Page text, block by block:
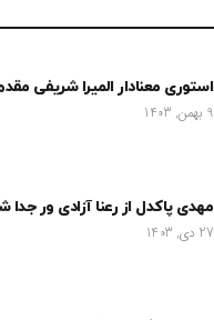
استوری معنادار المیرا شریفی
9 بهمن, 1403
مهدی پاکدل از رعنا آزادی ور جدا
27 دی, 1403